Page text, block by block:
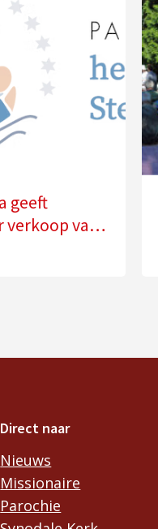
geeft
verkoop van
Direct naar
Nieuws
Missionaire
Parochie